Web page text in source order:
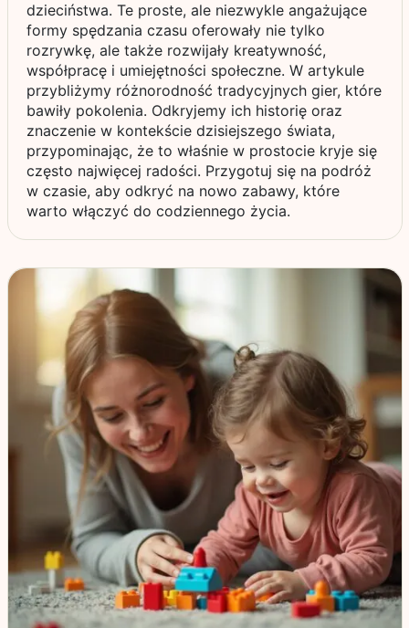
dzieciństwa. Te proste, ale niezwykle angażujące
formy spędzania czasu oferowały nie tylko
rozrywkę, ale także rozwijały kreatywność,
współpracę i umiejętności społeczne. W artykule
przybliżymy różnorodność tradycyjnych gier, które
bawiły pokolenia. Odkryjemy ich historię oraz
znaczenie w kontekście dzisiejszego świata,
przypominając, że to właśnie w prostocie kryje się
często najwięcej radości. Przygotuj się na podróż
w czasie, aby odkryć na nowo zabawy, które
warto włączyć do codziennego życia.